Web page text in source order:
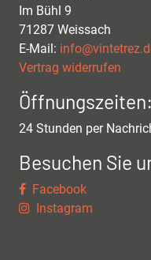
Im Bühl 9
71287 Weissach
E-Mail:
Vertrag widerrufen
Öffnungszeiten:
24 Stunden per
Besuchen Sie
Facebook
Instagram